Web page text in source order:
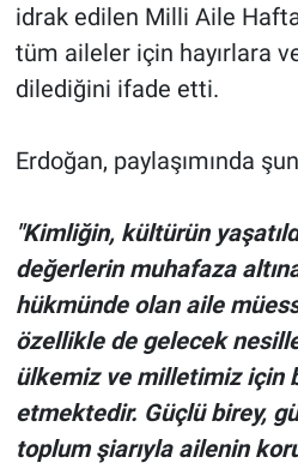
idrak edilen Milli Aile
tüm aileler için hayırlara
dilediğini ifade etti.
Erdoğan, paylaşımında
"Kimliğin, kültürün
değerlerin muhafaza
hükmünde olan aile
özellikle de gelecek
ülkemiz ve milletimiz için
etmektedir. Güçlü birey,
toplum şiarıyla ailenin